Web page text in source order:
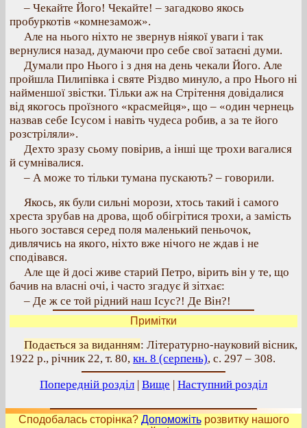
– Чекайте Його! Чекайте! – загадково якось
пробуркотів «комнезамож».
Але на нього ніхто не звернув ніякої уваги і так
вернулися назад, думаючи про себе свої затаєні думи.
Думали про Нього і з дня на день чекали Його. Але
пройшла Пилипівка і святе Різдво минуло, а про Нього ні
найменшої звістки. Тільки аж на Стрітення довідалися
від якогось проїзного «красмейця», що – «один чернець
назвав себе Ісусом і навіть чудеса робив, а за те його
розстріляли».
Дехто зразу сьому повірив, а інші ще трохи вагалися
й сумнівалися.
– А може то тільки тумана пускають? – говорили.
Якось, як були сильні морози, хтось такий і самого
хреста зрубав на дрова, щоб обігрітися трохи, а замість
нього зостався серед поля маленький пеньочок,
дивлячись на якого, ніхто вже нічого не ждав і не
сподівався.
Але ще й досі живе старий Петро, вірить він у те, що
бачив на власні очі, і часто згадує й зітхає:
– Де ж се той рідний наш Ісус?! Де Він?!
Примітки
Подається за виданням: Літературно-науковий вісник,
1922 р., річник 22, т. 80, кн. 8 (серпень), с. 297 – 308.
Попередній розділ | Вище | Наступний розділ
Сподобалась сторінка? Допоможітьрозвитку нашого